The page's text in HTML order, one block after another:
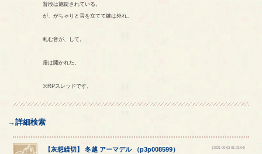
普段は施錠されている。
が、がちゃりと音を立てて鍵は外れ。
軋む音が、して。
扉は開かれた。
※RPスレッドです。
→詳細検索
【灰想繰切】冬越 アーマデル（p3p008599） [2021-06-03 01:03:04]